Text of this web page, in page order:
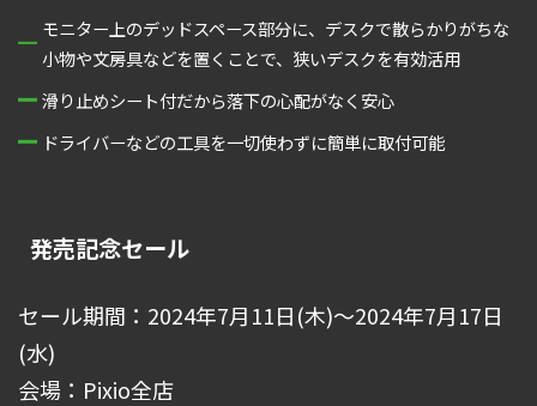
モニター上のデッドスペース部分に、デスクで散らかりがちな
小物や文房具などを置くことで、狭いデスクを有効活用
滑り止めシート付だから落下の心配がなく安心
ドライバーなどの工具を一切使わずに簡単に取付可能
発売記念セール
セール期間：2024年7月11日(木)～2024年7月17日
(水)
会場：Pixio全店